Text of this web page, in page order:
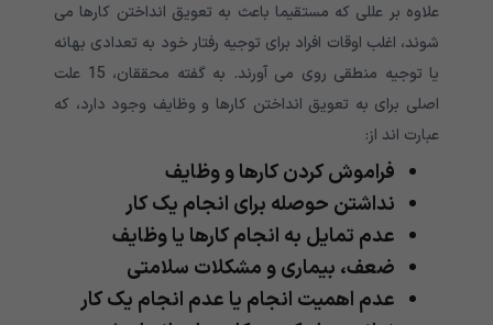
علاوه بر عللی که مستقیما باعث به تعویق انداختن کارها می
شوند، اغلب اوقات افراد برای توجیه رفتار خود به تعدادی بهانه
یا توجیه منطقی روی می آورند. به گفته محققان، 15 علت
اصلی برای به تعویق انداختن کارها و وظایف وجود دارد، که
عبارت اند از:
فراموش کردن کارها و وظایف
نداشتن حوصله برای انجام یک کار
عدم تمایل به انجام کارها یا وظایف
ضعف، بیماری و مشکلات سلامتی
عدم اهمیت انجام یا عدم انجام‌ یک کار